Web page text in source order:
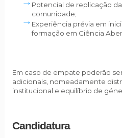
Potencial de replicação
comunidade;
Experiência prévia em
formação em Ciência
Em caso de empate poderão
adicionais, nomeadamente
institucional e equilíbrio de
Candidatura